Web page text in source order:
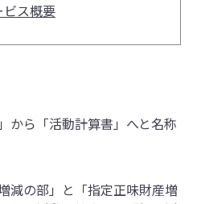
ス概要
から「活動計算書」へと名称
減の部」と「指定正味財産増